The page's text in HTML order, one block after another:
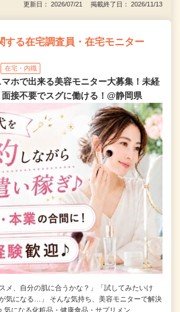
更新日： 2026/07/21 掲載終了日： 2026/11/13
する在宅調査員・在宅モニター
在宅・内職
ホで出来る美容モニター大募集！未経
接不要でスグに働ける！@静岡県
スメ、自分の肌に合うかな？」「試してみたいけ
気になる…」 そんな気持ち、美容モニターで解決